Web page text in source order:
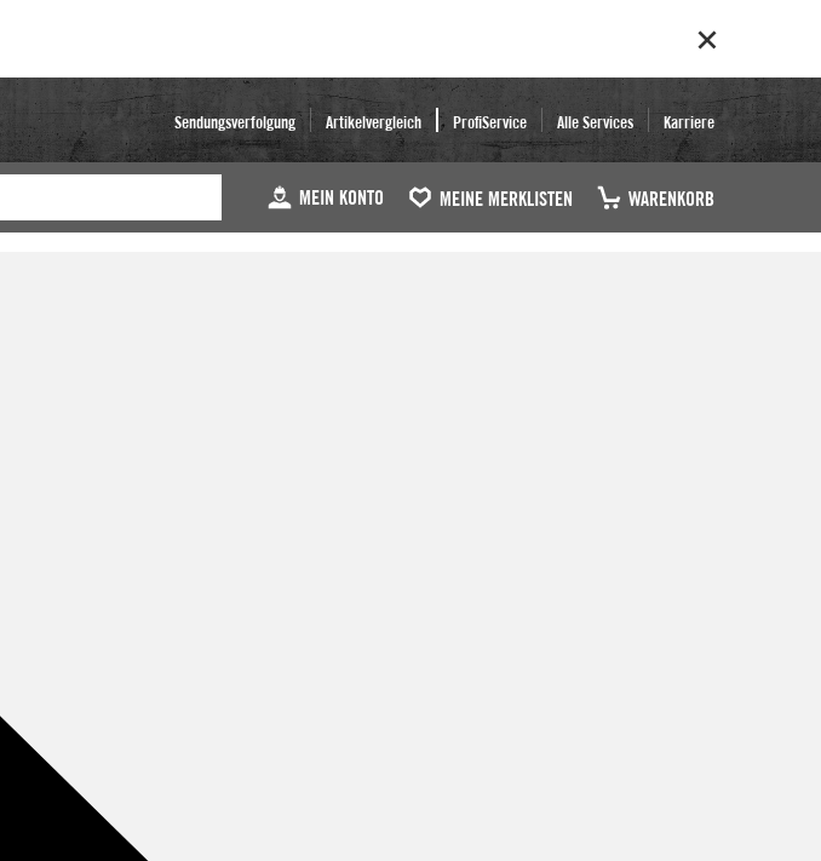
Sendungsverfolgung Artikelvergleich ProfiService Alle Services Karriere
MEIN KONTO MEINE MERKLISTEN WARENKORB